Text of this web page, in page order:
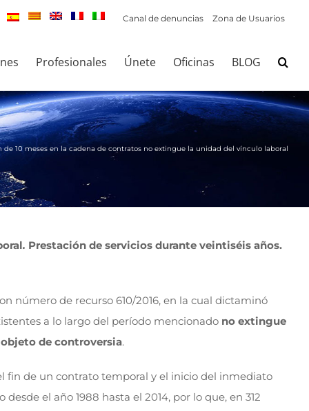
Canal de denuncias Zona de Usuarios
Profesionales Únete Oficinas BLOG
de 10 meses en la cadena de contratos no extingue la unidad del vínculo laboral
. Prestación de servicios durante veintiséis años.
número de recurso 610/2016, en la cual dictaminó
a lo largo del período mencionado no extingue
de controversia.
fin de un contrato temporal y el inicio del inmediato
desde el año 1988 hasta el 2014, por lo que, en 312